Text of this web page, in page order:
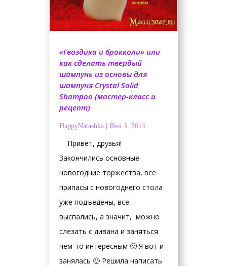
«Гвоздика и брокколи» или
как сделать твёрдый
шампунь из основы для
шампуня Crystal Solid
Shampoo (мастер-класс и
рецепт)
HappyNatashka| Янв 3, 2014
Привет, друзья!
Закончились основные
новогодние торжества, все
припасы с новогоднего стола
уже подъедены, все
выспались, а значит, можно
слезать с дивана и заняться
чем-то интересным 🙂 Я вот и
занялась 🙂 Решила написать